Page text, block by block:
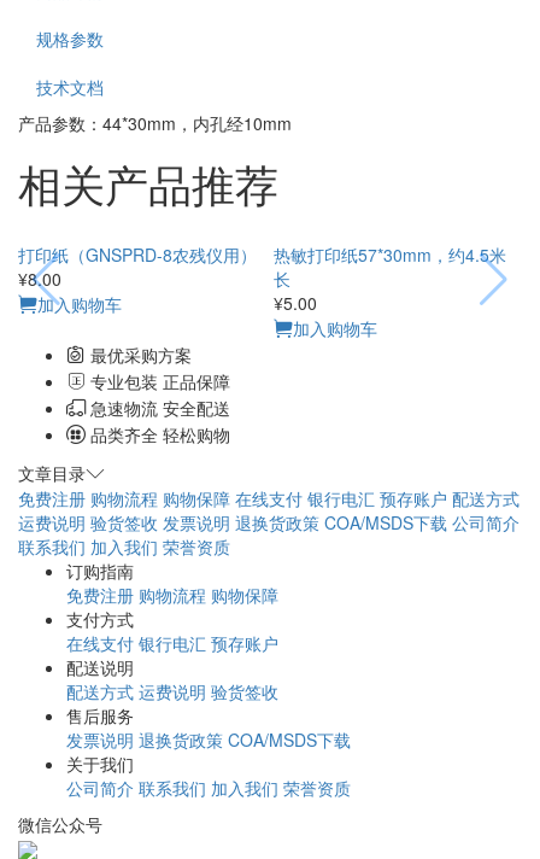
规格参数
技术文档
产品参数：44*30mm，内孔经10mm
相关产品推荐
打印纸（GNSPRD-8农残仪用）
¥8.00
加入购物车
热敏打印纸57*30mm，约4.5米
长
¥5.00
加入购物车
最优采购方案
专业包装 正品保障
急速物流 安全配送
品类齐全 轻松购物
文章目录
免费注册 购物流程 购物保障 在线支付 银行电汇 预存账户 配送方式
运费说明 验货签收 发票说明 退换货政策 COA/MSDS下载 公司简介
联系我们 加入我们 荣誉资质
订购指南
免费注册 购物流程 购物保障
支付方式
在线支付 银行电汇 预存账户
配送说明
配送方式 运费说明 验货签收
售后服务
发票说明 退换货政策 COA/MSDS下载
关于我们
公司简介 联系我们 加入我们 荣誉资质
微信公众号